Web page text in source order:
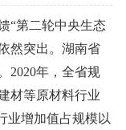
“第二轮中央生态
然突出。湖南省
2020年，全省规
材等原材料行业
业增加值占规模以